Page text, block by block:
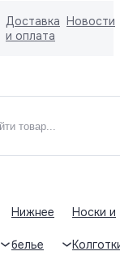
Доставка
и оплата
Новости
Нижнее
белье
Носки и